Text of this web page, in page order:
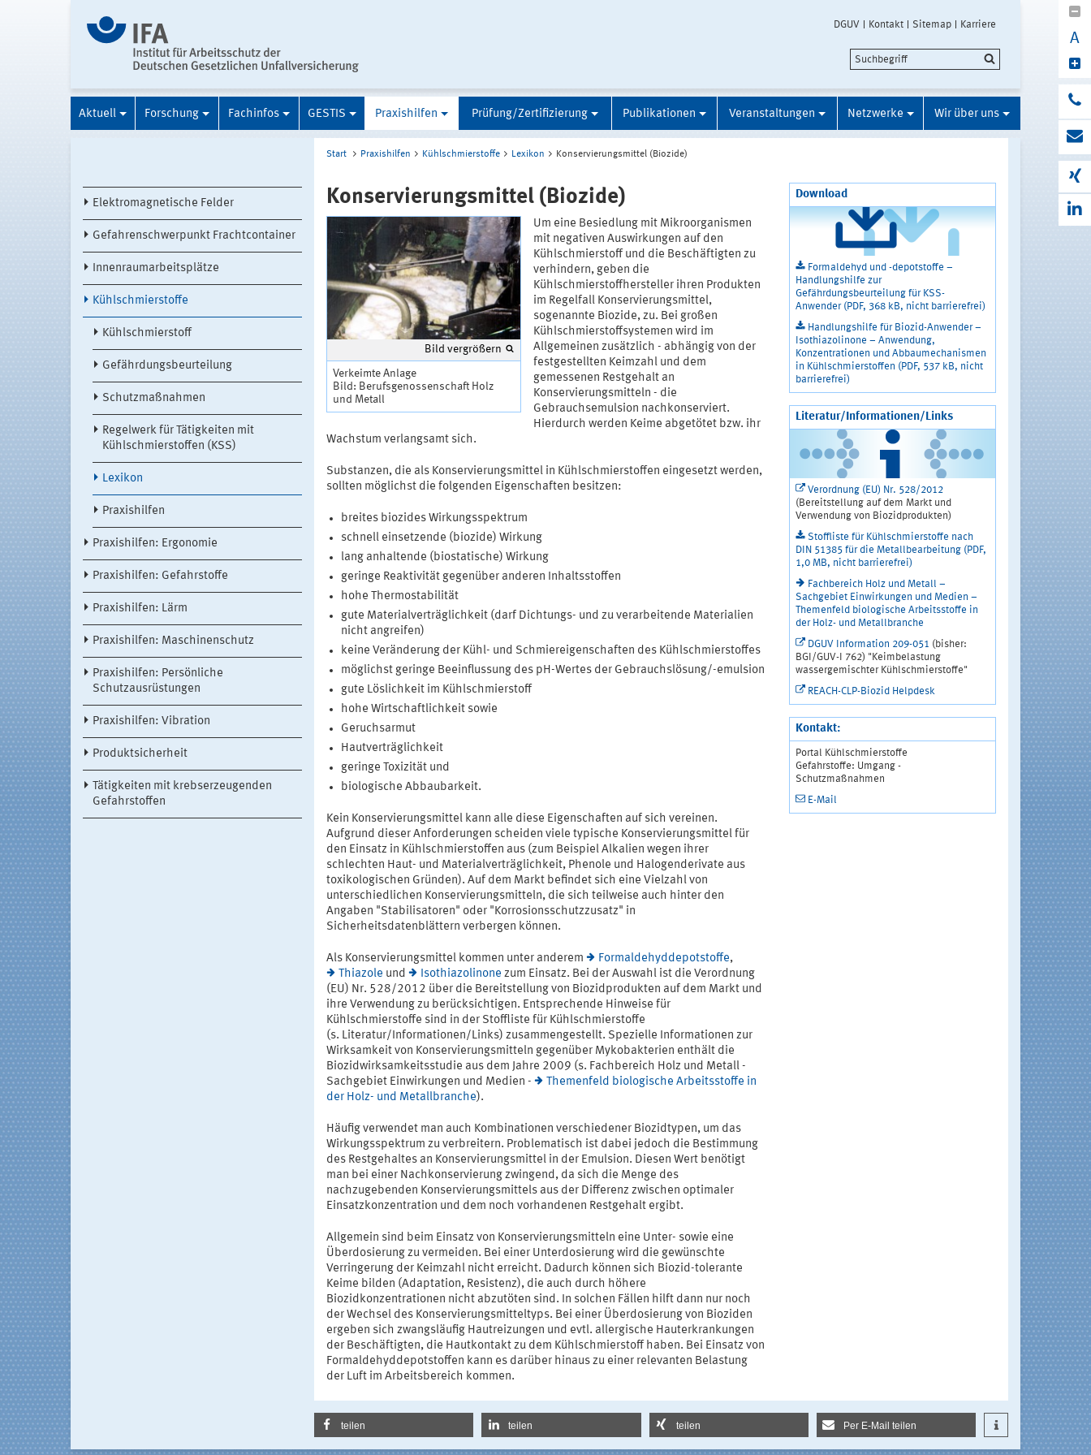
DGUV Kontakt Sitemap Karriere
A
Aktuell Forschung Fachinfos GESTIS Praxishilfen Prüfung/Zertifizierung Publikationen Veranstaltungen Netzwerke Wir über uns
Elektromagnetische Felder
Gefahrenschwerpunkt Frachtcontainer
Innenraumarbeitsplätze
Kühlschmierstoffe
Kühlschmierstoff
Gefährdungsbeurteilung
Schutzmaßnahmen
Regelwerk für Tätigkeiten mit
Kühlschmierstoffen (KSS)
Lexikon
Praxishilfen
Praxishilfen: Ergonomie
Praxishilfen: Gefahrstoffe
Praxishilfen: Lärm
Praxishilfen: Maschinenschutz
Praxishilfen: Persönliche
Schutzausrüstungen
Praxishilfen: Vibration
Produktsicherheit
Tätigkeiten mit krebserzeugenden
Gefahrstoffen
Start Praxishilfen Kühlschmierstoffe Lexikon Konservierungsmittel (Biozide)
Konservierungsmittel (Biozide)
Bild vergrößern
Verkeimte Anlage
Bild: Berufsgenossenschaft Holz
und Metall
Um eine Besiedlung mit Mikroorganismen
mit negativen Auswirkungen auf den
Kühlschmierstoff und die Beschäftigten zu
verhindern, geben die
Kühlschmierstoffhersteller ihren Produkten
im Regelfall Konservierungsmittel,
sogenannte Biozide, zu. Bei großen
Kühlschmierstoffsystemen wird im
Allgemeinen zusätzlich - abhängig von der
festgestellten Keimzahl und dem
gemessenen Restgehalt an
Konservierungsmitteln - die
Gebrauchsemulsion nachkonserviert.
Hierdurch werden Keime abgetötet bzw. ihr
Wachstum verlangsamt sich.
Substanzen, die als Konservierungsmittel in Kühlschmierstoffen eingesetzt werden,
sollten möglichst die folgenden Eigenschaften besitzen:
breites biozides Wirkungsspektrum
schnell einsetzende (biozide) Wirkung
lang anhaltende (biostatische) Wirkung
geringe Reaktivität gegenüber anderen Inhaltsstoffen
hohe Thermostabilität
gute Materialverträglichkeit (darf Dichtungs- und zu verarbeitende Materialien
nicht angreifen)
keine Veränderung der Kühl- und Schmiereigenschaften des Kühlschmierstoffes
möglichst geringe Beeinflussung des pH-Wertes der Gebrauchslösung/-emulsion
gute Löslichkeit im Kühlschmierstoff
hohe Wirtschaftlichkeit sowie
Geruchsarmut
Hautverträglichkeit
geringe Toxizität und
biologische Abbaubarkeit.
Kein Konservierungsmittel kann alle diese Eigenschaften auf sich vereinen.
Aufgrund dieser Anforderungen scheiden viele typische Konservierungsmittel für
den Einsatz in Kühlschmierstoffen aus (zum Beispiel Alkalien wegen ihrer
schlechten Haut- und Materialverträglichkeit, Phenole und Halogenderivate aus
toxikologischen Gründen). Auf dem Markt befindet sich eine Vielzahl von
unterschiedlichen Konservierungsmitteln, die sich teilweise auch hinter den
Angaben "Stabilisatoren" oder "Korrosionsschutzzusatz" in
Sicherheitsdatenblättern verbergen können.
Als Konservierungsmittel kommen unter anderem Formaldehyddepotstoffe,
Thiazole und Isothiazolinone zum Einsatz. Bei der Auswahl ist die Verordnung
(EU) Nr. 528/2012 über die Bereitstellung von Biozidprodukten auf dem Markt und
ihre Verwendung zu berücksichtigen. Entsprechende Hinweise für
Kühlschmierstoffe sind in der Stoffliste für Kühlschmierstoffe
(s. Literatur/Informationen/Links) zusammengestellt. Spezielle Informationen zur
Wirksamkeit von Konservierungsmitteln gegenüber Mykobakterien enthält die
Biozidwirksamkeitsstudie aus dem Jahre 2009 (s. Fachbereich Holz und Metall -
Sachgebiet Einwirkungen und Medien -
Themenfeld biologische Arbeitsstoffe in
der Holz- und Metallbranche).
Häufig verwendet man auch Kombinationen verschiedener Biozidtypen, um das
Wirkungsspektrum zu verbreitern. Problematisch ist dabei jedoch die Bestimmung
des Restgehaltes an Konservierungsmittel in der Emulsion. Diesen Wert benötigt
man bei einer Nachkonservierung zwingend, da sich die Menge des
nachzugebenden Konservierungsmittels aus der Differenz zwischen optimaler
Einsatzkonzentration und dem noch vorhandenen Restgehalt ergibt.
Allgemein sind beim Einsatz von Konservierungsmitteln eine Unter- sowie eine
Überdosierung zu vermeiden. Bei einer Unterdosierung wird die gewünschte
Verringerung der Keimzahl nicht erreicht. Dadurch können sich Biozid-tolerante
Keime bilden (Adaptation, Resistenz), die auch durch höhere
Biozidkonzentrationen nicht abzutöten sind. In solchen Fällen hilft dann nur noch
der Wechsel des Konservierungsmitteltyps. Bei einer Überdosierung von Bioziden
ergeben sich zwangsläufig Hautreizungen und evtl. allergische Hauterkrankungen
der Beschäftigten, die Hautkontakt zu dem Kühlschmierstoff haben. Bei Einsatz von
Formaldehyddepotstoffen kann es darüber hinaus zu einer relevanten Belastung
der Luft im Arbeitsbereich kommen.
Download
Formaldehyd und -depotstoffe –
Handlungshilfe zur
Gefährdungsbeurteilung für KSS-
Anwender (PDF, 368 kB, nicht barrierefrei)
Handlungshilfe für Biozid-Anwender –
Isothiazolinone – Anwendung,
Konzentrationen und Abbaumechanismen
in Kühlschmierstoffen (PDF, 537 kB, nicht
barrierefrei)
Literatur/Informationen/Links
Verordnung (EU) Nr. 528/2012
(Bereitstellung auf dem Markt und
Verwendung von Biozidprodukten)
Stoffliste für Kühlschmierstoffe nach
DIN 51385 für die Metallbearbeitung (PDF,
1,0 MB, nicht barrierefrei)
Fachbereich Holz und Metall –
Sachgebiet Einwirkungen und Medien –
Themenfeld biologische Arbeitsstoffe in
der Holz- und Metallbranche
DGUV Information 209-051 (bisher:
BGI/GUV-I 762) "Keimbelastung
wassergemischter Kühlschmierstoffe"
REACH-CLP-Biozid Helpdesk
Kontakt:
Portal Kühlschmierstoffe
Gefahrstoffe: Umgang -
Schutzmaßnahmen
E-Mail
teilen teilen teilen Per E-Mail teilen